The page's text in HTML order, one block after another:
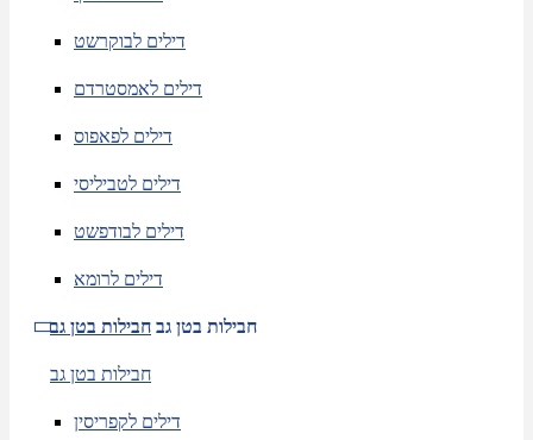
דילים לבוקרשט
דילים לאמסטרדם
דילים לפאפוס
דילים לטביליסי
דילים לבודפשט
דילים לרומא
חבילות בטן גב חבילות בטן גב
חבילות בטן גב
דילים לקפריסין